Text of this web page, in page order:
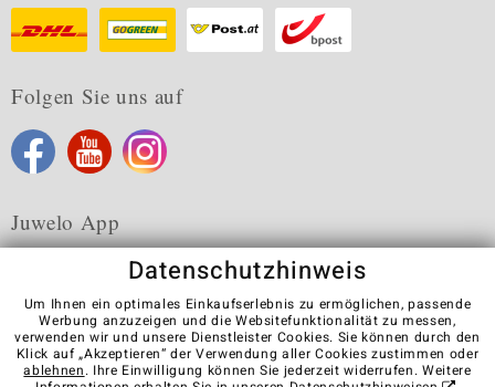
Folgen Sie uns auf
Juwelo App
Karriere AGB Datenschutz Cookies
Impressum
Kontakt
Vertrag widerrufen
Datenschutzhinweis
Um Ihnen ein optimales Einkaufserlebnis zu ermöglichen, passende
Werbung anzuzeigen und die Websitefunktionalität zu messen,
verwenden wir und unsere Dienstleister Cookies. Sie können durch den
Klick auf „Akzeptieren“ der Verwendung aller Cookies zustimmen oder
ablehnen. Ihre Einwilligung können Sie jederzeit widerrufen. Weitere